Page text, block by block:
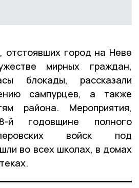
отстоявших город на Неве
мирных граждан,
блокады, рассказали
сампурцев, а также
района. Мероприятия,
й годовщине полного
войск под
во всех школах, в домах